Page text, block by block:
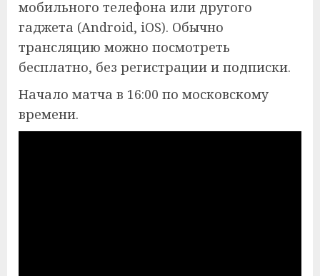
мобильного телефона или другого
гаджета (Android, iOS). Обычно
трансляцию можно посмотреть
бесплатно, без регистрации и подписки.
Начало матча в 16:00 по московскому
времени.